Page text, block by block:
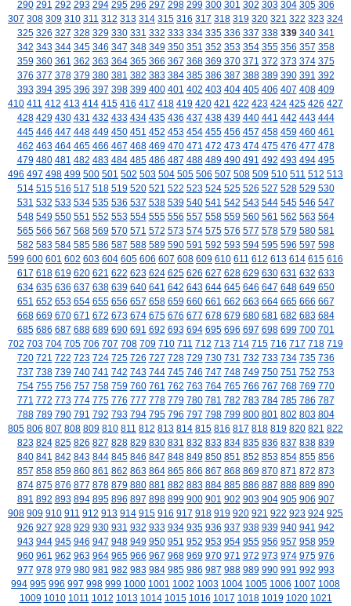
290 291 292 293 294 295 296 297 298 299 300 301 302 303 304 305 306
307 308 309 310 311 312 313 314 315 316 317 318 319 320 321 322 323 324
325 326 327 328 329 330 331 332 333 334 335 336 337 338 339 340 341
342 343 344 345 346 347 348 349 350 351 352 353 354 355 356 357 358
359 360 361 362 363 364 365 366 367 368 369 370 371 372 373 374 375
376 377 378 379 380 381 382 383 384 385 386 387 388 389 390 391 392
393 394 395 396 397 398 399 400 401 402 403 404 405 406 407 408 409
410 411 412 413 414 415 416 417 418 419 420 421 422 423 424 425 426 427
428 429 430 431 432 433 434 435 436 437 438 439 440 441 442 443 444
445 446 447 448 449 450 451 452 453 454 455 456 457 458 459 460 461
462 463 464 465 466 467 468 469 470 471 472 473 474 475 476 477 478
479 480 481 482 483 484 485 486 487 488 489 490 491 492 493 494 495
496 497 498 499 500 501 502 503 504 505 506 507 508 509 510 511 512 513
514 515 516 517 518 519 520 521 522 523 524 525 526 527 528 529 530
531 532 533 534 535 536 537 538 539 540 541 542 543 544 545 546 547
548 549 550 551 552 553 554 555 556 557 558 559 560 561 562 563 564
565 566 567 568 569 570 571 572 573 574 575 576 577 578 579 580 581
582 583 584 585 586 587 588 589 590 591 592 593 594 595 596 597 598
599 600 601 602 603 604 605 606 607 608 609 610 611 612 613 614 615 616
617 618 619 620 621 622 623 624 625 626 627 628 629 630 631 632 633
634 635 636 637 638 639 640 641 642 643 644 645 646 647 648 649 650
651 652 653 654 655 656 657 658 659 660 661 662 663 664 665 666 667
668 669 670 671 672 673 674 675 676 677 678 679 680 681 682 683 684
685 686 687 688 689 690 691 692 693 694 695 696 697 698 699 700 701
702 703 704 705 706 707 708 709 710 711 712 713 714 715 716 717 718 719
720 721 722 723 724 725 726 727 728 729 730 731 732 733 734 735 736
737 738 739 740 741 742 743 744 745 746 747 748 749 750 751 752 753
754 755 756 757 758 759 760 761 762 763 764 765 766 767 768 769 770
771 772 773 774 775 776 777 778 779 780 781 782 783 784 785 786 787
788 789 790 791 792 793 794 795 796 797 798 799 800 801 802 803 804
805 806 807 808 809 810 811 812 813 814 815 816 817 818 819 820 821 822
823 824 825 826 827 828 829 830 831 832 833 834 835 836 837 838 839
840 841 842 843 844 845 846 847 848 849 850 851 852 853 854 855 856
857 858 859 860 861 862 863 864 865 866 867 868 869 870 871 872 873
874 875 876 877 878 879 880 881 882 883 884 885 886 887 888 889 890
891 892 893 894 895 896 897 898 899 900 901 902 903 904 905 906 907
908 909 910 911 912 913 914 915 916 917 918 919 920 921 922 923 924 925
926 927 928 929 930 931 932 933 934 935 936 937 938 939 940 941 942
943 944 945 946 947 948 949 950 951 952 953 954 955 956 957 958 959
960 961 962 963 964 965 966 967 968 969 970 971 972 973 974 975 976
977 978 979 980 981 982 983 984 985 986 987 988 989 990 991 992 993
994 995 996 997 998 999 1000 1001 1002 1003 1004 1005 1006 1007 1008
1009 1010 1011 1012 1013 1014 1015 1016 1017 1018 1019 1020 1021